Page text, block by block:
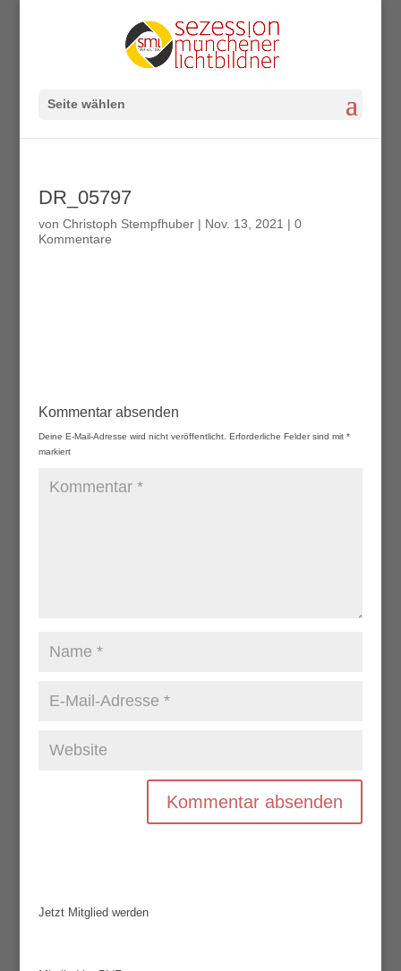
Seite wählen
DR_05797
von Christoph Stempfhuber| Nov. 13, 2021 | 0
Kommentare
Kommentar absenden
Deine E-Mail-Adresse wird nicht veröffentlicht. Erforderliche Felder sind mit *
markiert
Jetzt Mitglied werden